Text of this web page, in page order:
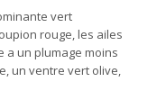
vert
rouge, les ailes
a un plumage moins
un ventre vert olive,